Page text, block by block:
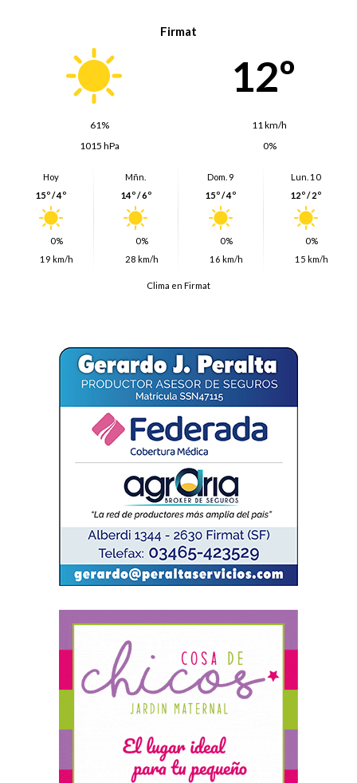
Firmat
12º
61%
11 km/h
1015 hPa
0%
Hoy
15º / 4º
0%
19 km/h
Mñn.
14º / 6º
0%
28 km/h
Dom. 9
15º / 4º
0%
16 km/h
Lun. 10
12º / 2º
0%
15 km/h
Clima en Firmat